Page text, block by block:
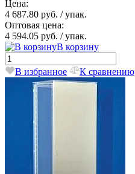
Цена:
4 687.80 руб. / упак.
Оптовая цена:
4 594.05 руб. / упак.
В корзину
В избранное К сравнению